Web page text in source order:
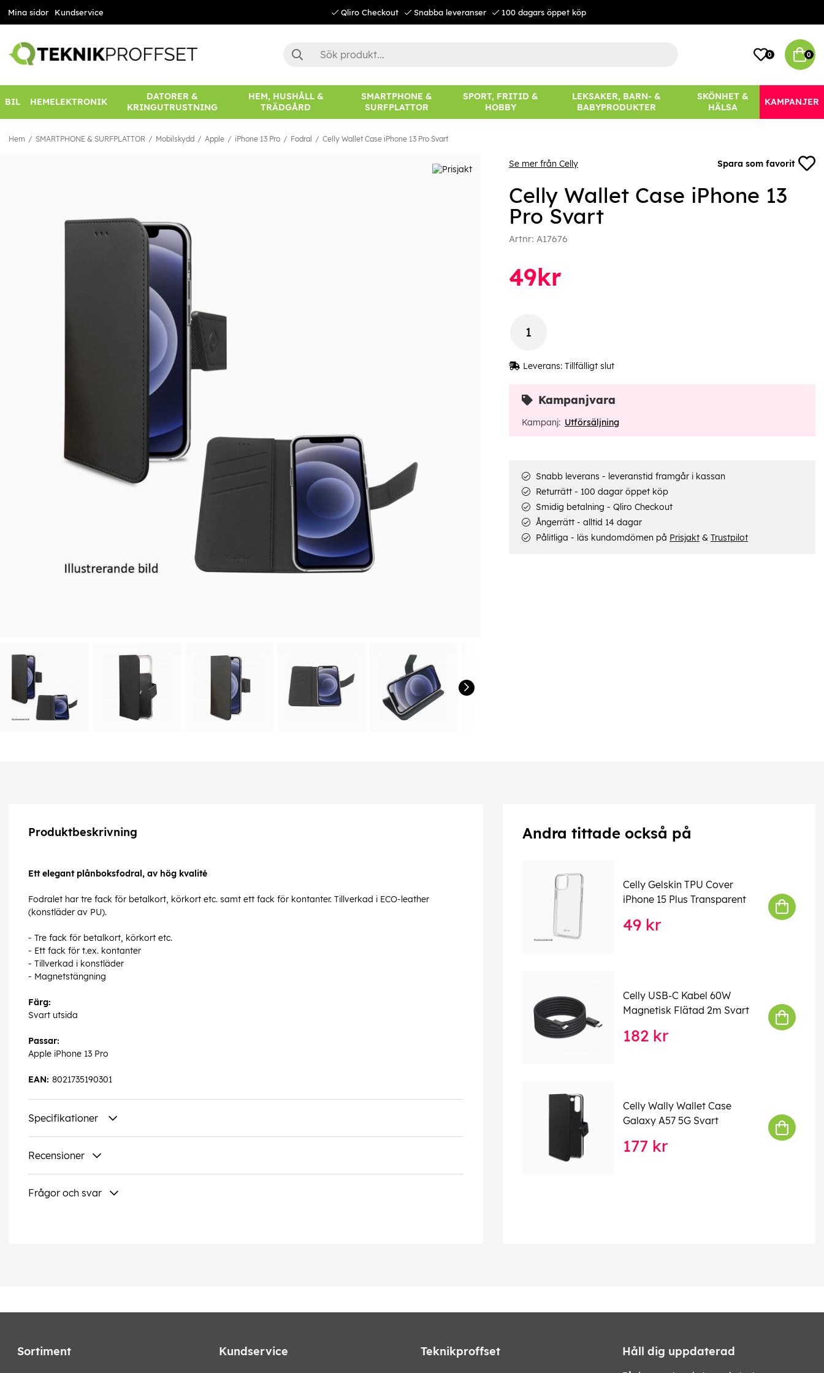
Mina sidor Kundservice Qliro Checkout Snabba leveranser 100 dagars öppet köp
0 0
BIL HEMELEKTRONIK
DATORER &
KRINGUTRUSTNING
HEM, HUSHÅLL &
TRÄDGÅRD
SMARTPHONE &
SURFPLATTOR
SPORT, FRITID &
HOBBY
LEKSAKER, BARN- &
BABYPRODUKTER
SKÖNHET &
HÄLSA
KAMPANJER
Hem SMARTPHONE & SURFPLATTOR Mobilskydd Apple iPhone 13 Pro Fodral Celly Wallet Case iPhone 13 Pro Svart
Se mer från Celly Spara som favorit
Celly Wallet Case iPhone 13
Pro Svart
Artnr: A17676
49kr
Leverans: Tillfälligt slut
Kampanjvara
Kampanj: Utförsäljning
Snabb leverans - leveranstid framgår i kassan
Returrätt - 100 dagar öppet köp
Smidig betalning - Qliro Checkout
Ångerrätt - alltid 14 dagar
Pålitliga - läs kundomdömen på Prisjakt& Trustpilot
Produktbeskrivning
Ett elegant plånboksfodral, av hög kvalité
Fodralet har tre fack för betalkort, körkort etc. samt ett fack för kontanter. Tillverkad i ECO-leather
(konstläder av PU).
- Tre fack för betalkort, körkort etc.
- Ett fack för t.ex. kontanter
- Tillverkad i konstläder
- Magnetstängning
Färg:
Svart utsida
Passar:
Apple iPhone 13 Pro
8021735190301
EAN:
Specifikationer
Recensioner
Frågor och svar
Andra tittade också på
Celly Gelskin TPU Cover
iPhone 15 Plus Transparent
49 kr
Celly USB-C Kabel 60W
Magnetisk Flätad 2m Svart
182 kr
Celly Wally Wallet Case
Galaxy A57 5G Svart
177 kr
Sortiment Kundservice Teknikproffset Håll dig uppdaterad